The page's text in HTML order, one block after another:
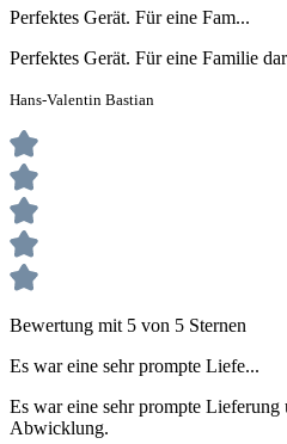
Perfektes Gerät. Für eine Fam...
Perfektes Gerät. Für eine Familie
Hans-Valentin Bastian
Bewertung mit 5 von 5 Sternen
Es war eine sehr prompte Liefe...
Es war eine sehr prompte Lieferung
Abwicklung.